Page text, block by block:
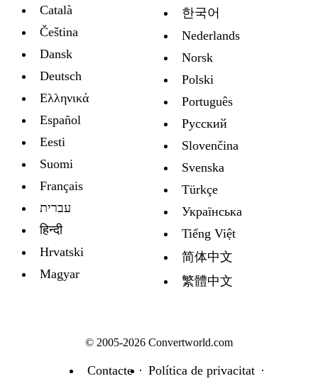
Català
Čeština
Dansk
Deutsch
Ελληνικά
Español
Eesti
Suomi
Français
עברית
हिन्दी
Hrvatski
Magyar
한국어
Nederlands
Norsk
Polski
Português
Русский
Slovenčina
Svenska
Türkçe
Украïнська
Tiếng Việt
简体中文
繁體中文
© 2005-2026 Convertworld.com
Contacte
Política de privacitat